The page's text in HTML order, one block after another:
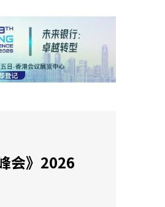
会》2026